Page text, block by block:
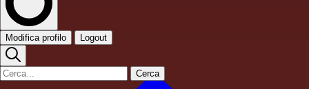
Modifica profilo Logout
Cerca